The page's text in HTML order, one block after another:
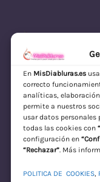
En MisDiabluras.es
correcto
analíticas,
permite a nuestros
usar datos personales
todas las cookies con
configuración en
“Rechazar”. Más
POLITICA DE COOKIES,
MisDiabluras
Discreto en